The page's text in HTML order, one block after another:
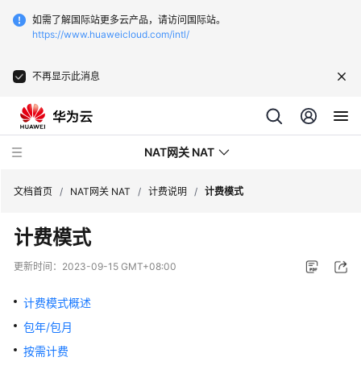
如需了解国际站更多云产品，请访问国际站。
https://www.huaweicloud.com/intl/
不再显示此消息
NAT网关 NAT
最
新
态
产
品
文档首页 / NAT网关 NAT / 计费说明 / 计费模式
计费模式
更新时间： 2023-09-15 GMT+08:00
计费模式概述
包年/包月
按需计费